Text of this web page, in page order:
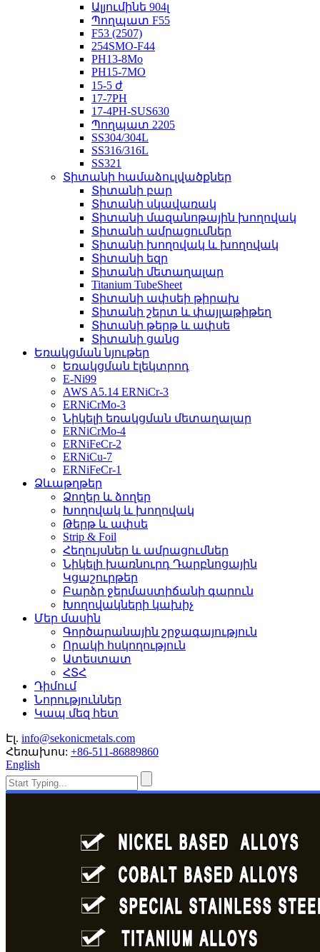
Ալյումինե 904լ
Պողպատ F55
F53 (2507)
254SMO-F44
PH13-8Mo
PH15-7MO
15-5 ժ
17-7PH
17-4PH-SUS630
Պողպատ 2205
SS304/304L
SS316/316L
SS321
Տիտանի համաձուլվածքներ
Տիտանի բար
Տիտանի սկավառակ
Տիտանի մազանոթային խողովակ
Տիտանի ամրացումներ
Տիտանի խողովակ և խողովակ
Տիտանի եզր
Տիտանի մետաղալար
Titanium TubeSheet
Տիտանի ափսեի թիրախ
Տիտանի շերտ և փայլաթիթեղ
Տիտանի թերթ և ափսե
Տիտանի ցանց
Եռակցման նյութեր
Եռակցման էլեկտրոդ
E-Ni99
AWS A5.14 ERNiCr-3
ERNiCrMo-3
Նիկելի եռակցման մետաղալար
ERNiCrMo-4
ERNiFeCr-2
ERNiCu-7
ERNiFeCr-1
Ձևաթղթեր
Ձողեր և ձողեր
Խողովակ և խողովակ
Թերթ և ափսե
Strip & Foil
Հեղույսներ և ամրացումներ
Նիկելի խառնուրդ Դարբնոցային
Կցաշուրթեր
Բարձր ջերմաստիճանի գարուն
Խողովակների կախիչ
Մեր մասին
Գործարանային շրջագայություն
Որակի հսկողություն
Ատեստատ
ՀՏՀ
Դիմում
Նորություններ
Կապ մեզ հետ
Էլ. info@sekonicmetals.com
Հեռախոս: +86-511-86889860
English